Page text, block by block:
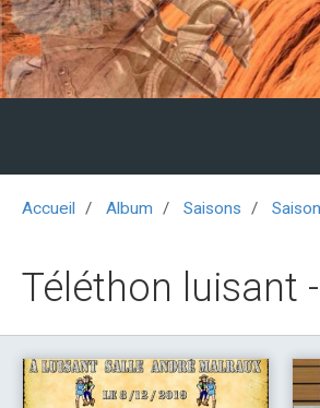
Accueil Album Saisons
Téléthon luisant